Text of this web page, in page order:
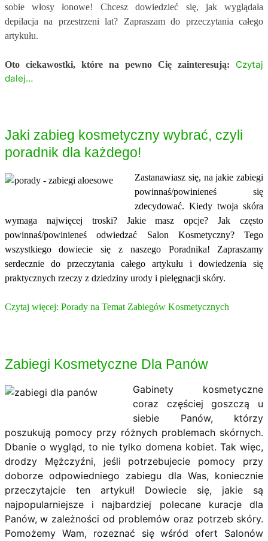
sobie włosy łonowe! Chcesz dowiedzieć się, jak wyglądała
depilacja na przestrzeni lat? Zapraszam do przeczytania całego
artykułu.
Oto ciekawostki, które na pewno Cię zainteresują:
Czytaj
dalej…
Jaki zabieg kosmetyczny wybrać, czyli
poradnik dla każdego!
Zastanawiasz się, na jakie zabiegi
powinnaś/powinieneś się
zdecydować. Kiedy twoja skóra
wymaga najwięcej troski? Jakie masz opcje? Jak często
powinnaś/powinieneś odwiedzać Salon Kosmetyczny? Tego
wszystkiego dowiecie się z naszego Poradnika! Zapraszamy
serdecznie do przeczytania całego artykułu i dowiedzenia się
praktycznych rzeczy z dziedziny urody i pielęgnacji skóry.
Czytaj więcej: Porady na Temat Zabiegów Kosmetycznych
Zabiegi Kosmetyczne Dla Panów
Gabinety kosmetyczne
coraz częściej goszczą u
siebie Panów, którzy
poszukują pomocy przy różnych problemach skórnych.
Dbanie o wygląd, to nie tylko domena kobiet. Tak więc,
drodzy Mężczyźni, jeśli potrzebujecie pomocy przy
doborze odpowiedniego zabiegu dla Was, koniecznie
przeczytajcie ten artykuł! Dowiecie się, jakie są
najpopularniejsze i najbardziej polecane kuracje dla
Panów, w zależności od problemów oraz potrzeb skóry.
Pomożemy Wam, rozeznać się wśród ofert Salonów